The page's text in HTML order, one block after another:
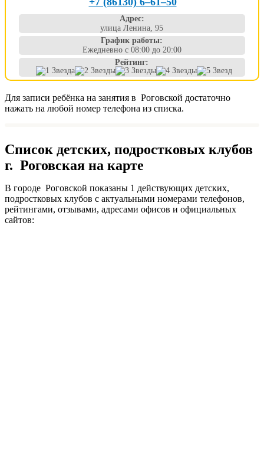
Адрес:
улица Ленина, 95
График работы:
Ежедневно с 08:00 до 20:00
Рейтинг:
Для записи ребёнка на занятия в Роговской достаточно
нажать на любой номер телефона из списка.
Список детских, подростковых клубов
г. Роговская на карте
В городе Роговской показаны 1 действующих детских,
подростковых клубов с актуальными номерами телефонов,
рейтингами, отзывами, адресами офисов и официальных
сайтов: